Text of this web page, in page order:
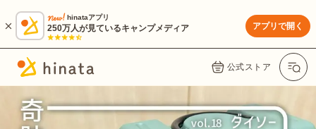
hinataアプリ
250万人が見ているキャンプメディア アプリで開く
公式ストア